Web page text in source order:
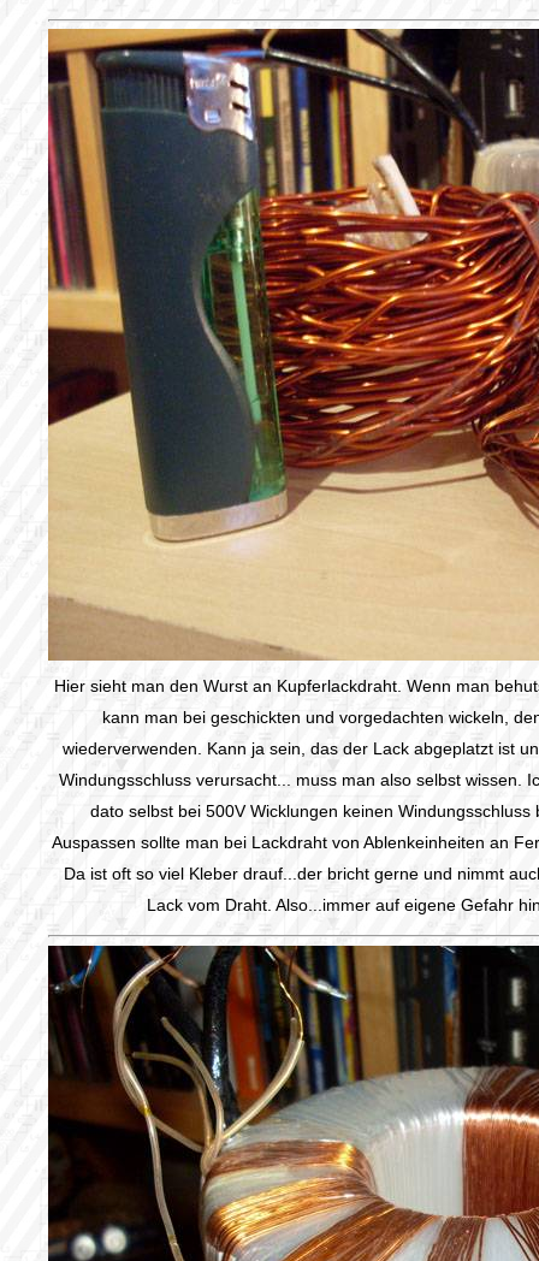
Hier sieht man den Wurst an Kupferlackdraht. Wenn man
kann man bei geschickten und vorgedachten wickeln,
wiederverwenden. Kann ja sein, das der Lack abgeplatzt ist
Windungsschluss verursacht... muss man also selbst wissen.
dato selbst bei 500V Wicklungen keinen Windungsschluss
Auspassen sollte man bei Lackdraht von Ablenkeinheiten an
Da ist oft so viel Kleber drauf...der bricht gerne und nimmt
Lack vom Draht. Also...immer auf eigene Gefahr